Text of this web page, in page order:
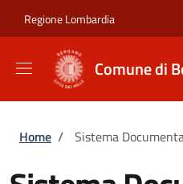
Regione Lombardia
Comune di
Briciole di
Home / Sistema